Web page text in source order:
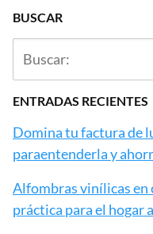
BUSCAR
ENTRADAS RECIENTES
Domina tu factura de
paraentenderla y
Alfombras vinílicas en
práctica para el hogar